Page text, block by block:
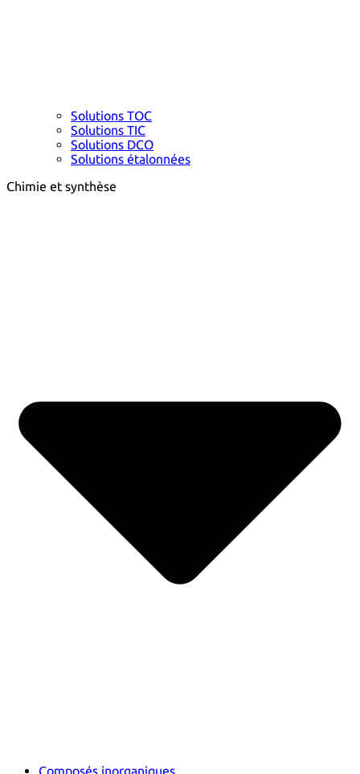
Solutions TOC
Solutions TIC
Solutions DCO
Solutions étalonnées
Chimie et synthèse